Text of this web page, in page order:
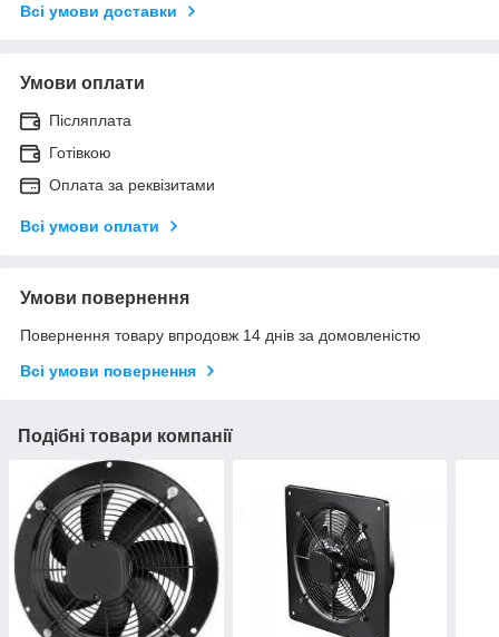
Всі умови доставки
Умови оплати
Післяплата
Готівкою
Оплата за реквізитами
Всі умови оплати
Умови повернення
Повернення товару впродовж 14 днів за домовленістю
Всі умови повернення
Подібні товари компанії